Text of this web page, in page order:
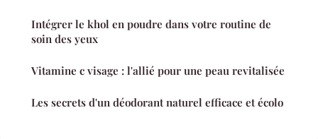
Intégrer le khol en poudre dans votre routine de
soin des yeux
Vitamine c visage : l'allié pour une peau revitalisée
Les secrets d'un déodorant naturel efficace et écolo